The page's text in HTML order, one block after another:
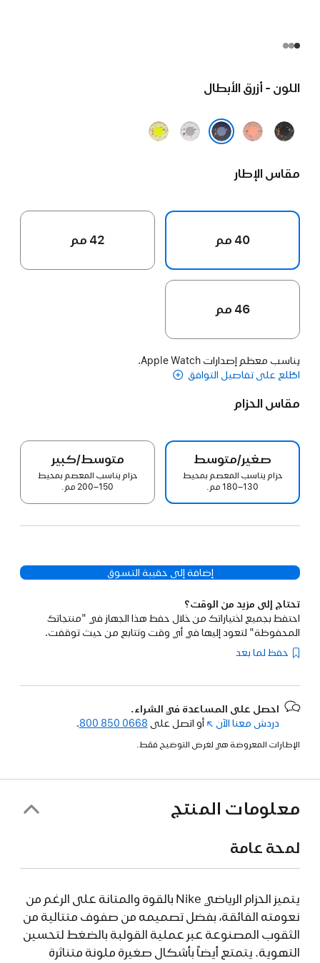
اللون - أزرق الأبطال
أسود
وردي
الغروب
رمادي فولت
مقاس الإطار
40 مم 42 مم
46 مم
يناسب معظم إصدارات Apple Watch.
اطّلع على تفاصيل التوافق
مقاس الحزام
صغير/متوسط
حزام يناسب المعصم بمحيط
130–180 مم.
متوسط/كبير
حزام يناسب المعصم بمحيط
150–200 مم.
إضافة إلى حقيبة التسوق
تحتاج إلى مزيد من الوقت؟
احتفظ بجميع اختياراتك من خلال حفظ هذا الجهاز في "منتجاتك
المحفوظة" لتعود إليها في أي وقت وتتابع من حيث توقفت.
حفظ لما بعد
احصل على المساعدة في الشراء.
دردش معنا الآن (فتح
نافذة
أو اتصل على 800 850 0668
.
الإطارات المعروضة هي لغرض التوضيح فقط.
معلومات المنتج
لمحة عامة
يتميز الحزام الرياضي Nike بالقوة والمتانة على الرغم من
نعومته الفائقة، بفضل تصميمه من صفوف متتالية من
الثقوب المصنوعة عبر عملية القولبة بالضغط لتحسين
التهوية. يتمتع أيضاً بأشكال صغيرة ملونة متناثرة